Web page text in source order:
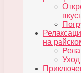
на
Уход